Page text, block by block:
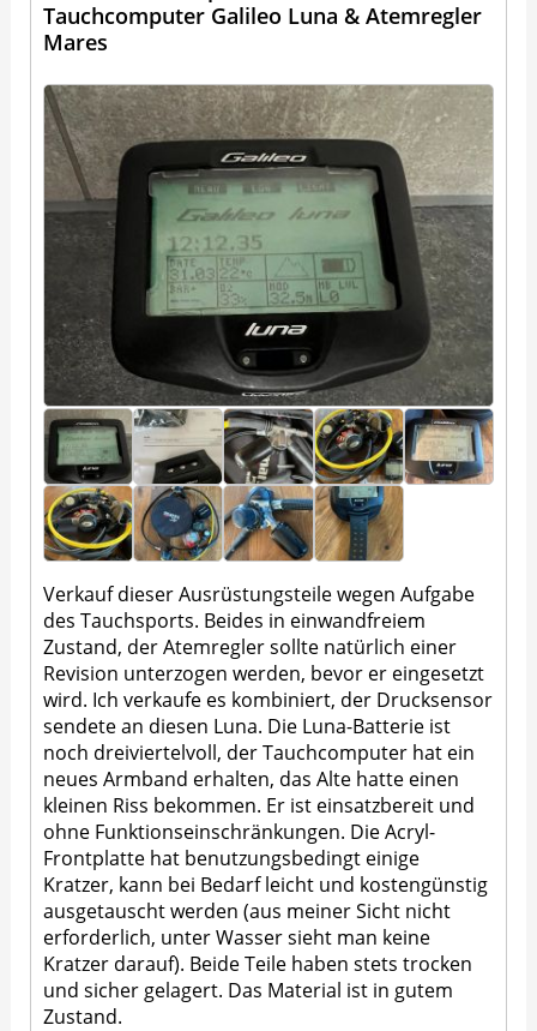
Tauchcomputer Galileo Luna & Atemregler
Mares
Verkauf dieser Ausrüstungsteile wegen Aufgabe
des Tauchsports. Beides in einwandfreiem
Zustand, der Atemregler sollte natürlich einer
Revision unterzogen werden, bevor er eingesetzt
wird. Ich verkaufe es kombiniert, der Drucksensor
sendete an diesen Luna. Die Luna-Batterie ist
noch dreiviertelvoll, der Tauchcomputer hat ein
neues Armband erhalten, das Alte hatte einen
kleinen Riss bekommen. Er ist einsatzbereit und
ohne Funktionseinschränkungen. Die Acryl-
Frontplatte hat benutzungsbedingt einige
Kratzer, kann bei Bedarf leicht und kostengünstig
ausgetauscht werden (aus meiner Sicht nicht
erforderlich, unter Wasser sieht man keine
Kratzer darauf). Beide Teile haben stets trocken
und sicher gelagert. Das Material ist in gutem
Zustand.